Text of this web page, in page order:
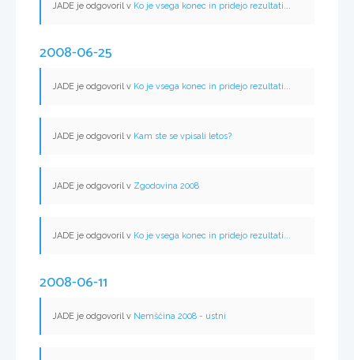
JADE je odgovoril v Ko je vsega konec in pridejo rezultati...
2008-06-25
JADE je odgovoril v Ko je vsega konec in pridejo rezultati...
JADE je odgovoril v Kam ste se vpisali letos?
JADE je odgovoril v Zgodovina 2008
JADE je odgovoril v Ko je vsega konec in pridejo rezultati...
2008-06-11
JADE je odgovoril v Nemščina 2008 - ustni